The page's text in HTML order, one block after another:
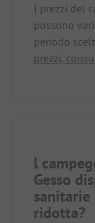
I prezzi del
possono
periodo
prezzi,
l
Gesso
ridotta?